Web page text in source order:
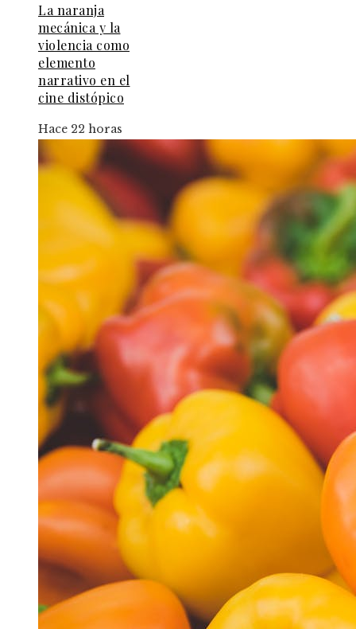
La naranja
mecánica y la
violencia como
elemento
narrativo en el
cine distópico
Hace 22 horas